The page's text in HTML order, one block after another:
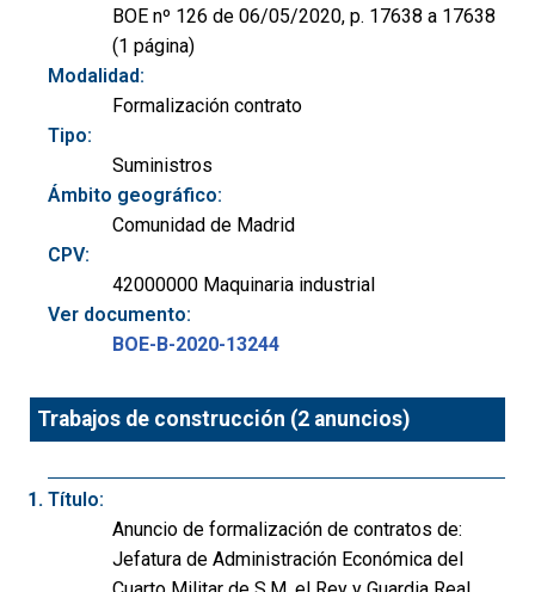
BOE nº 126 de 06/05/2020, p. 17638 a 17638
(1 página)
Modalidad:
Formalización contrato
Tipo:
Suministros
Ámbito geográfico:
Comunidad de Madrid
CPV:
42000000 Maquinaria industrial
Ver documento:
BOE-B-2020-13244
Trabajos de construcción (2 anuncios)
Título:
Anuncio de formalización de contratos de:
Jefatura de Administración Económica del